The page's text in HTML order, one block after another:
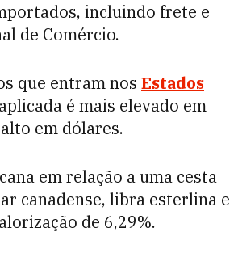
incluindo frete e
de Comércio.
que entram nos Estados
é mais elevado em
em dólares.
em relação a uma cesta
canadense, libra esterlina e
de 6,29%.